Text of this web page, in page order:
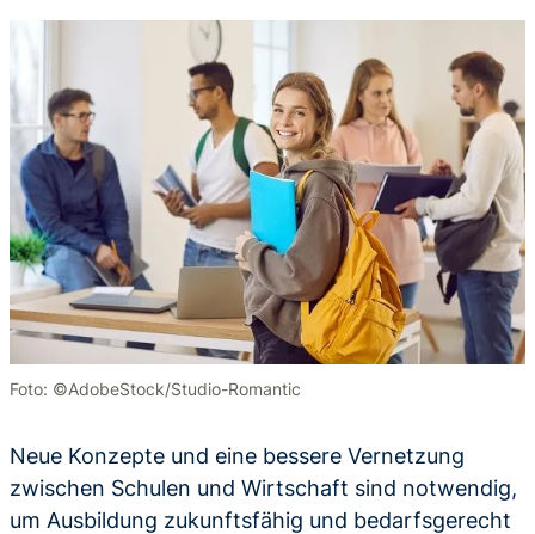
Foto: ©AdobeStock/Studio-Romantic
Neue Konzepte und eine bessere Vernetzung
zwischen Schulen und Wirtschaft sind notwendig,
um Ausbildung zukunftsfähig und bedarfsgerecht